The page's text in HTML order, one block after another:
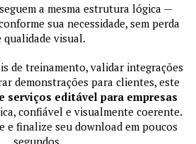
a mesma estrutura lógica —
sua necessidade, sem perda
qualidade visual.
de treinamento, validar integrações
demonstrações para clientes, este
serviços editável para empresas
confiável e visualmente coerente.
e finalize seu download em poucos
segundos.